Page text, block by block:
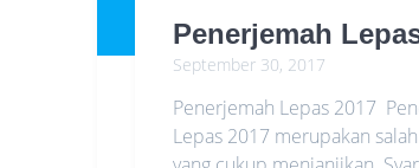
Penerjemah
September 30, 2017
Penerjemah Lepas 2017
Lepas 2017 merupakan